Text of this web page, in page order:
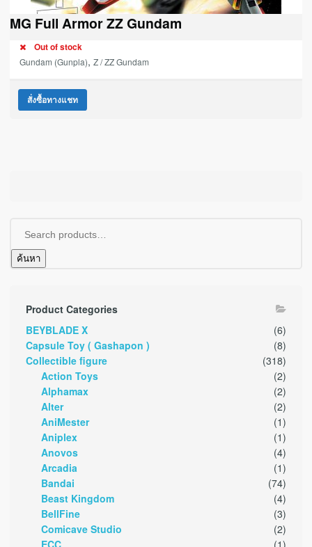
MG Full Armor ZZ Gundam
Out of stock
Gundam (Gunpla), Z / ZZ Gundam
สั่งซื้อทางแชท
ค้นหา
Product Categories
BEYBLADE X
(6)
Capsule Toy ( Gashapon )
(8)
Collectible figure
(318)
Action Toys
(2)
Alphamax
(2)
Alter
(2)
AniMester
(1)
Aniplex
(1)
Anovos
(4)
Arcadia
(1)
Bandai
(74)
Beast Kingdom
(4)
BellFine
(3)
Comicave Studio
(2)